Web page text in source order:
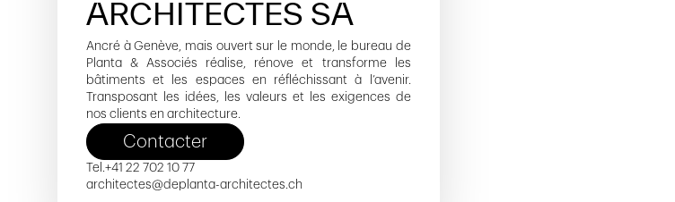
ARCHITECTES SA
Ancré à Genève, mais ouvert sur le monde, le bureau de
Planta & Associés réalise, rénove et transforme les
bâtiments et les espaces en réfléchissant à l’avenir.
Transposant les idées, les valeurs et les exigences de
nos clients en architecture.
Contacter
Tel.+41 22 702 10 77
architectes@deplanta-architectes.ch